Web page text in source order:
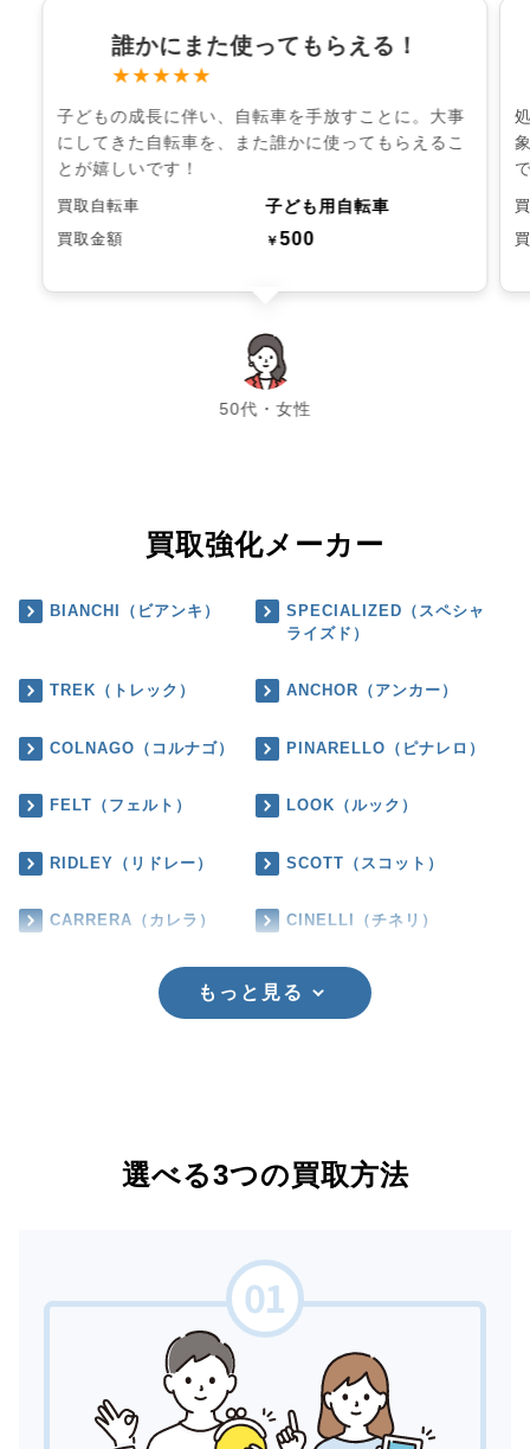
誰かにまた使ってもらえる！
★★★★★
子どもの成長に伴い、自転車を手放すことに。大事
にしてきた自転車を、また誰かに使ってもらえるこ
とが嬉しいです！
買取自転車 子ども用自転車
買取金額 ￥500
50代・女性
chevron_left chevron_right
買取強化メーカー
BIANCHI（ビアンキ）
SPECIALIZED（スペシャ
ライズド）
TREK（トレック） ANCHOR（アンカー）
COLNAGO（コルナゴ） PINARELLO（ピナレロ）
FELT（フェルト） LOOK（ルック）
RIDLEY（リドレー） SCOTT（スコット）
CARRERA（カレラ） CINELLI（チネリ）
もっと見る
選べる3つの買取方法